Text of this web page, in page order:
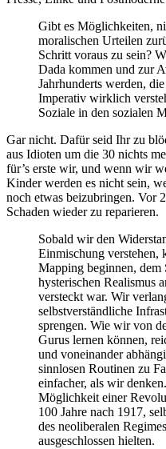
Gibt es Möglichkeiten,
moralischen Urteilen
Schritt voraus zu sein?
Dada kommen und zur
Jahrhunderts werden,
Imperativ wirklich
Soziale in den sozialen
Gar nicht. Dafür seid Ihr zu
aus Idioten um die 30 nichts
für’s erste wir, und wenn wir
Kinder werden es nicht sein,
noch etwas beizubringen. Vor
Schaden wieder zu reparieren.
Sobald wir den
Einmischung verstehen,
Mapping beginnen, dem
hysterischen Realismus
versteckt war. Wir
selbstverständliche
sprengen. Wie wir von
Gurus lernen können,
und voneinander
sinnlosen Routinen zu
einfacher, als wir
Möglichkeit einer
100 Jahre nach 1917,
des neoliberalen
ausgeschlossen hielten.